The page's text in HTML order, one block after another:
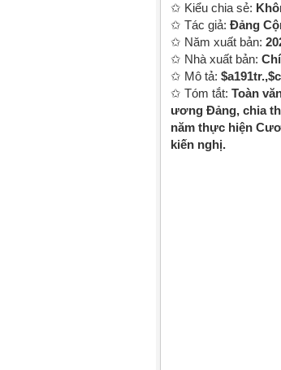
✩ Kiểu chia sẻ:
✩ Tác giả: Đảng
✩ Năm xuất bản:
✩ Nhà xuất bản:
✩ Mô tả:
✩ Tóm tắt: Toàn
ương Đảng, chia
năm thực hiện
kiến nghị.